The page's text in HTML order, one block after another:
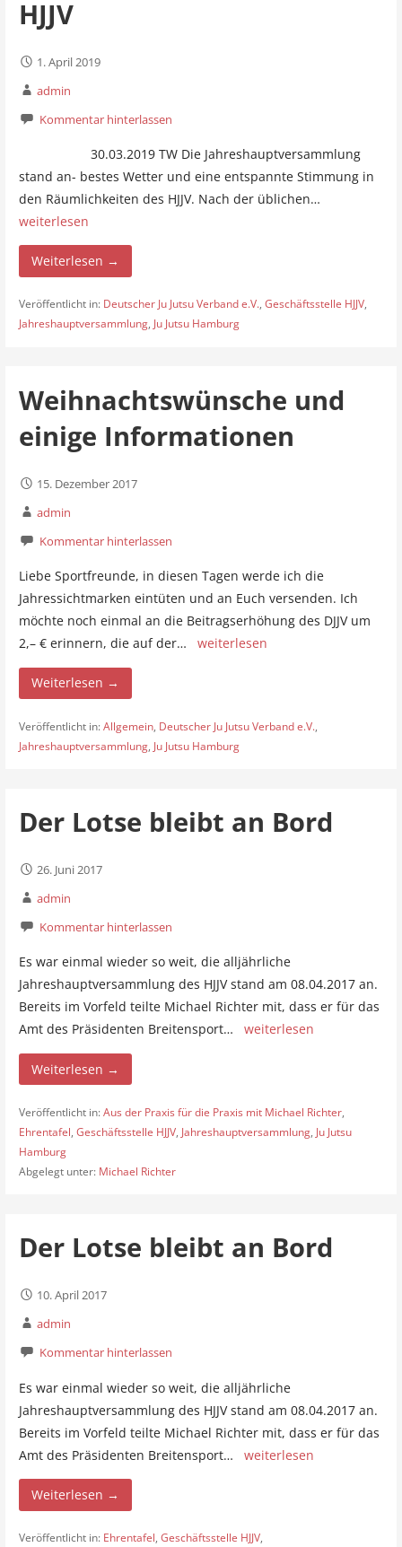
HJJV
1. April 2019
admin
Kommentar hinterlassen
30.03.2019 TW Die Jahreshauptversammlung
stand an- bestes Wetter und eine entspannte Stimmung in
den Räumlichkeiten des HJJV. Nach der üblichen…
weiterlesen
Weiterlesen →
Veröffentlicht in: Deutscher Ju Jutsu Verband e.V., Geschäftsstelle HJJV,
Jahreshauptversammlung, Ju Jutsu Hamburg
Weihnachtswünsche und
einige Informationen
15. Dezember 2017
admin
Kommentar hinterlassen
Liebe Sportfreunde, in diesen Tagen werde ich die
Jahressichtmarken eintüten und an Euch versenden. Ich
möchte noch einmal an die Beitragserhöhung des DJJV um
2,– € erinnern, die auf der… weiterlesen
Weiterlesen →
Veröffentlicht in:Allgemein, Deutscher Ju Jutsu Verband e.V.,
Jahreshauptversammlung, Ju Jutsu Hamburg
Der Lotse bleibt an Bord
26. Juni 2017
admin
Kommentar hinterlassen
Es war einmal wieder so weit, die alljährliche
Jahreshauptversammlung des HJJV stand am 08.04.2017 an.
Bereits im Vorfeld teilte Michael Richter mit, dass er für das
Amt des Präsidenten Breitensport… weiterlesen
Weiterlesen →
Veröffentlicht in:Aus der Praxis für die Praxis mit Michael Richter,
Ehrentafel, Geschäftsstelle HJJV, Jahreshauptversammlung, Ju Jutsu
Hamburg
Abgelegt unter: Michael Richter
Der Lotse bleibt an Bord
10. April 2017
admin
Kommentar hinterlassen
Es war einmal wieder so weit, die alljährliche
Jahreshauptversammlung des HJJV stand am 08.04.2017 an.
Bereits im Vorfeld teilte Michael Richter mit, dass er für das
Amt des Präsidenten Breitensport… weiterlesen
Weiterlesen →
Veröffentlicht in: Ehrentafel, Geschäftsstelle HJJV,